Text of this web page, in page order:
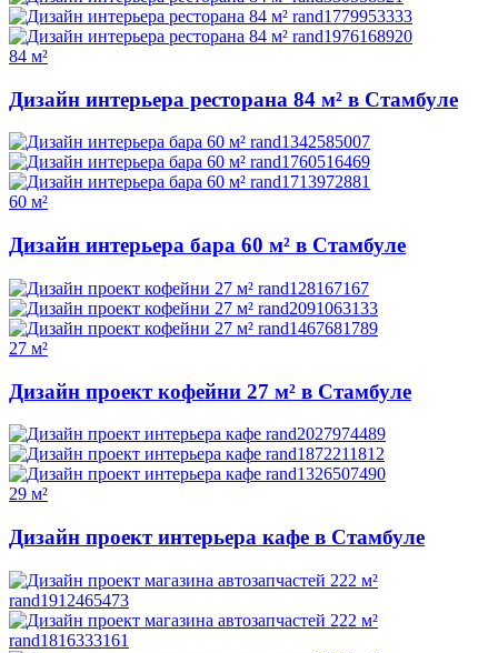
84 м²
Дизайн интерьера ресторана 84 м² в Стамбуле
60 м²
Дизайн интерьера бара 60 м² в Стамбуле
27 м²
Дизайн проект кофейни 27 м² в Стамбуле
29 м²
Дизайн проект интерьера кафе в Стамбуле